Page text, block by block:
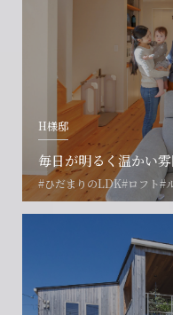
H様邸
毎日が明るく温かい
#ひだまりのLDK#ロフト#
フォー
お電
営業時
お困り
解
プロコ
フォー
賃貸管理
営業時